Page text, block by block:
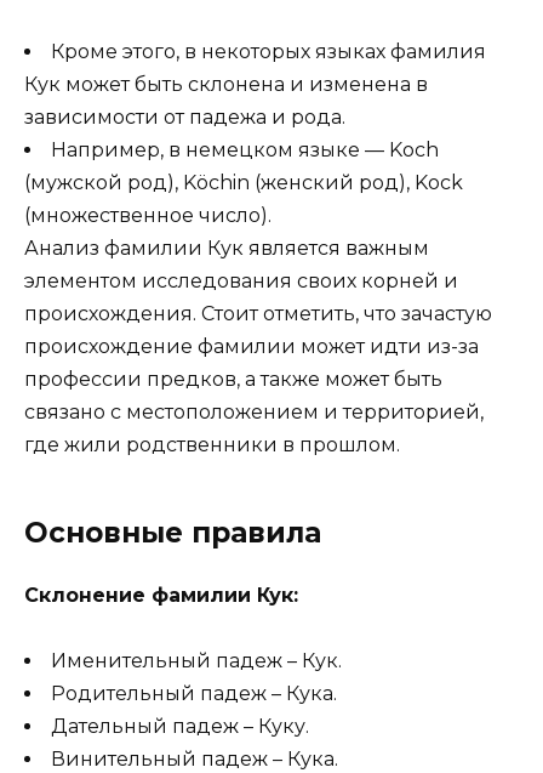
Кроме этого, в некоторых языках фамилия
Кук может быть склонена и изменена в
зависимости от падежа и рода.
Например, в немецком языке — Koch
(мужской род), Köchin (женский род), Kock
(множественное число).
Анализ фамилии Кук является важным
элементом исследования своих корней и
происхождения. Стоит отметить, что зачастую
происхождение фамилии может идти из-за
профессии предков, а также может быть
связано с местоположением и территорией,
где жили родственники в прошлом.
Основные правила
Склонение фамилии Кук:
Именительный падеж – Кук.
Родительный падеж – Кука.
Дательный падеж – Куку.
Винительный падеж – Кука.